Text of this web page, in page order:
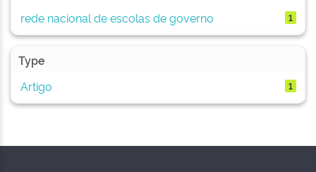
rede nacional de escolas de governo 1
Type
Artigo
1